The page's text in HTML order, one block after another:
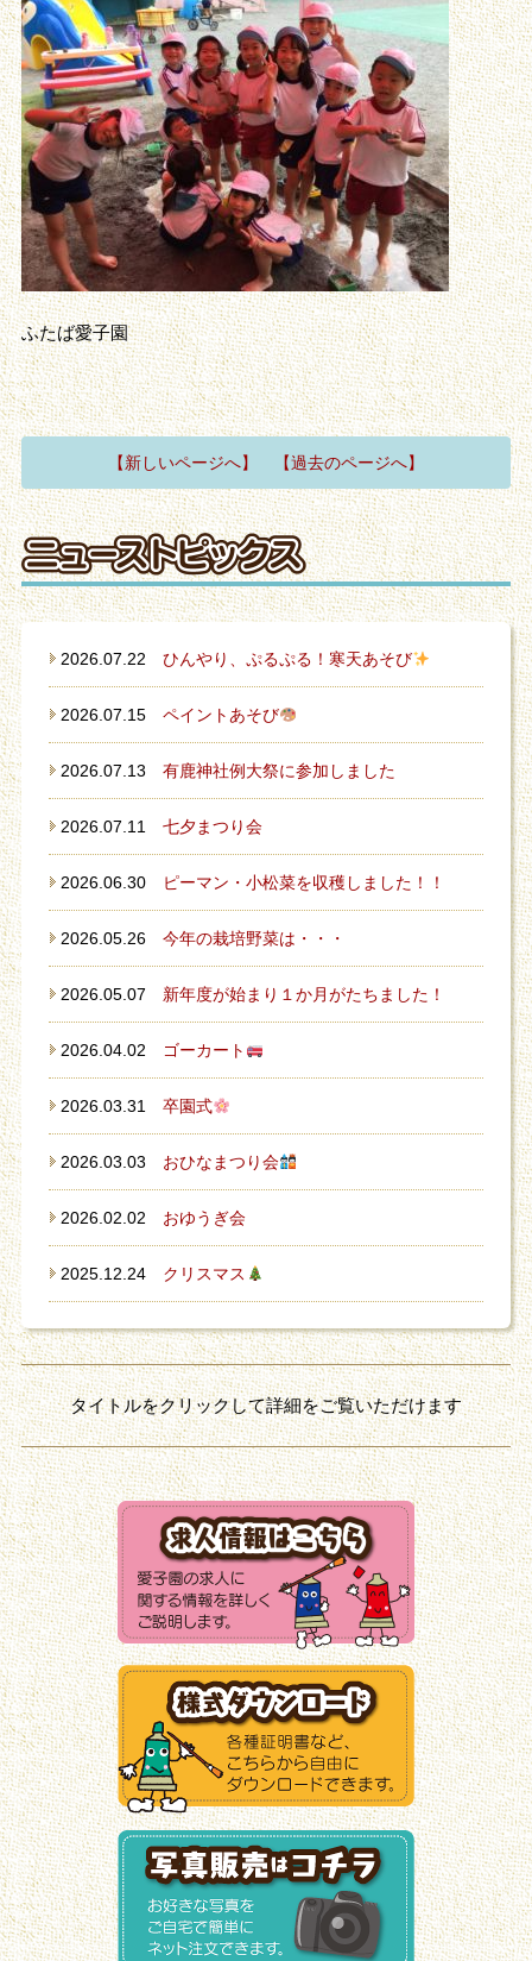
ふたば愛子園
【新しいページへ】 【過去のページへ】
2026.07.22 ひんやり、ぷるぷる！寒天あそび
2026.07.15 ペイントあそび
2026.07.13 有鹿神社例大祭に参加しました
2026.07.11 七夕まつり会
2026.06.30 ピーマン・小松菜を収穫しました！！
2026.05.26 今年の栽培野菜は・・・
2026.05.07 新年度が始まり１か月がたちました！
2026.04.02 ゴーカート
2026.03.31 卒園式
2026.03.03 おひなまつり会
2026.02.02 おゆうぎ会
2025.12.24 クリスマス
タイトルをクリックして詳細をご覧いただけます